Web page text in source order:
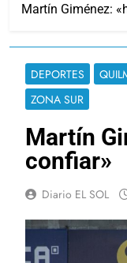
Martín Giménez:
DEPORTES
ZONA SUR
Martín
confiar»
Diario EL SOL